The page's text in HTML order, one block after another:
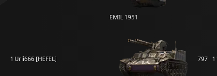
EMIL 1951
1 Urii666 [HEFEL] 797 1